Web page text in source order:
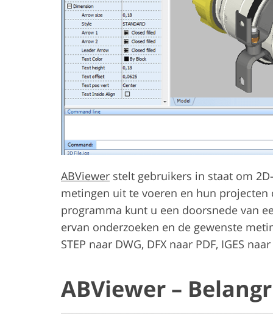
ABViewer stelt gebruikers in staat om
metingen uit te voeren en hun
programma kunt u een doorsnede van
ervan onderzoeken en de gewenste
STEP naar DWG, DFX naar PDF, IGES
ABViewer –